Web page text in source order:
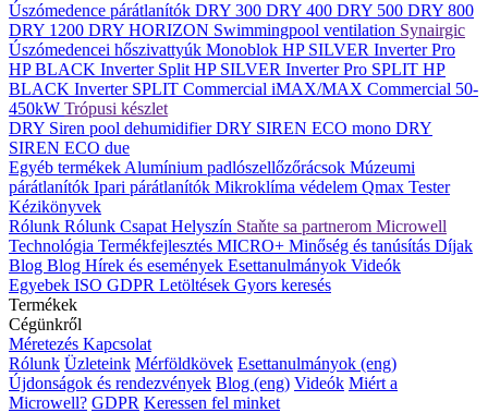
Úszómedence párátlanítók DRY 300 DRY 400 DRY 500 DRY 800
DRY 1200 DRY HORIZON Swimmingpool ventilation Synairgic
Úszómedencei hőszivattyúk Monoblok HP SILVER Inverter Pro
HP BLACK Inverter Split HP SILVER Inverter Pro SPLIT HP
BLACK Inverter SPLIT Commercial iMAX/MAX Commercial 50-
450kW Trópusi készlet
DRY Siren pool dehumidifierDRY SIREN ECO mono DRY
SIREN ECO due
Egyéb termékek Alumínium padlószellőzőrácsok Múzeumi
párátlanítók Ipari párátlanítók Mikroklíma védelem Qmax Tester
Kézikönyvek
Rólunk Rólunk Csapat Helyszín Staňte sa partnerom Microwell
Technológia Termékfejlesztés MICRO+ Minőség és tanúsítás Díjak
Blog Blog Hírek és események Esettanulmányok Videók
Egyebek ISO GDPR Letöltések Gyors keresés
Termékek
Cégünkről
Méretezés Kapcsolat
Rólunk Üzleteink Mérföldkövek Esettanulmányok (eng)
Újdonságok és rendezvények Blog (eng) Videók Miért a
Microwell? GDPR Keressen fel minket